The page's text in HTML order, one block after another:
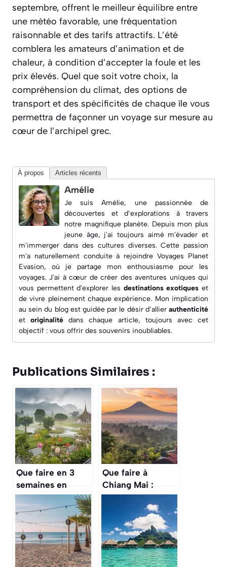
septembre, offrent le meilleur équilibre entre
une météo favorable, une fréquentation
raisonnable et des tarifs attractifs. L’été
comblera les amateurs d’animation et de
chaleur, à condition d’accepter la foule et les
prix élevés. Quel que soit votre choix, la
compréhension du climat, des options de
transport et des spécificités de chaque île vous
permettra de façonner un voyage sur mesure au
cœur de l’archipel grec.
À propos Articles récents
Amélie
Je suis Amélie, une passionnée de
découvertes et d’explorations à travers
notre magnifique planète. Depuis mon plus
jeune âge, j'ai toujours aimé m'évader et
m'immerger dans des cultures diverses. Cette passion
m'a naturellement conduite à rejoindreVoyages Planet
Evasion, où je partage mon enthousiasme pour les
voyages. J'ai à cœur de créer des aventures uniques qui
vous permettent d'explorer les destinations exotiques et
de vivre pleinement chaque expérience. Mon implication
au sein du blog est guidée par le désir d’allier authenticité
etoriginalité dans chaque article, toujours avec cet
objectif : vous offrir des souvenirs inoubliables.
Publications Similaires :
Que faire en 3
semaines en
Thaïlande en août
? conseils et
itinéraires
Que faire à
Chiang Mai :
activités
incontournables et
conseils pratiques